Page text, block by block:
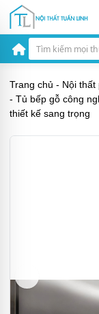
Trang chủ - Nội thất
- Tủ bếp gỗ công
thiết kế sang trọng